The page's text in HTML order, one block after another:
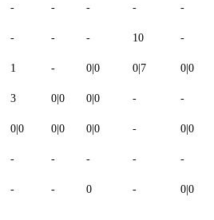
- - - - -
- - - 10 -
1 - 0|0 0|7 0|0
3 0|0 0|0 - -
0|0 0|0 0|0 - 0|0
- - - - -
- - 0 - 0|0